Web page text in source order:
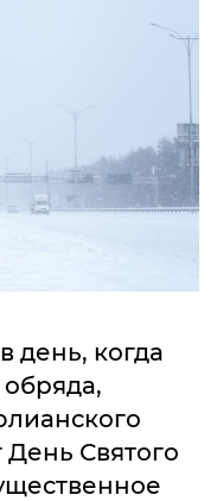
день, когда
Святого